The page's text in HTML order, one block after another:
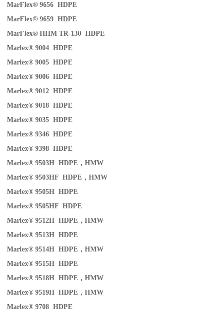
MarFlex® 9656 HDPE
MarFlex® 9659 HDPE
MarFlex® HHM TR-130 HDPE
Marlex® 9004 HDPE
Marlex® 9005 HDPE
Marlex® 9006 HDPE
Marlex® 9012 HDPE
Marlex® 9018 HDPE
Marlex® 9035 HDPE
Marlex® 9346 HDPE
Marlex® 9398 HDPE
Marlex® 9503H HDPE ，HMW
Marlex® 9503HF HDPE ，HMW
Marlex® 9505H HDPE
Marlex® 9505HF HDPE
Marlex® 9512H HDPE ，HMW
Marlex® 9513H HDPE
Marlex® 9514H HDPE ，HMW
Marlex® 9515H HDPE
Marlex® 9518H HDPE ，HMW
Marlex® 9519H HDPE ，HMW
Marlex® 9708 HDPE